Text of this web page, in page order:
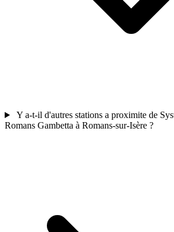
Y a-t-il d'autres stations a proximite de
Romans Gambetta à Romans-sur-Isère ?